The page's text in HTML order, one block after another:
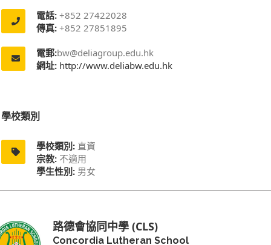
電話: +852 27422028
傳真: +852 27851895
電郵:bw@deliagroup.edu.hk
網址: http://www.deliabw.edu.hk
學校類別
學校類別: 直資
宗教: 不適用
學生性別: 男女
路德會協同中學 (CLS)
Concordia Lutheran School